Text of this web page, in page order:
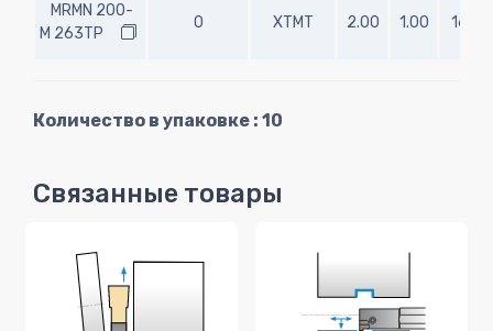
MRMN 200-
M 263TP
0 XTMT 2.00 1.00 16.00
Количество в упаковке : 10
Связанные товары